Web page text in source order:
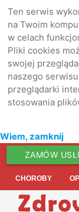
Ten serwis
na Twoim
w celach
Pliki cookies
swojej
naszego
przeglądarki
stosowania
Wiem, zamknij
ZAMÓW
CHOROBY